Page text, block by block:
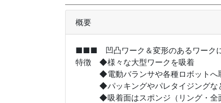
概要
■■■ 凹凸ワーク＆変形のあるワー
特徴 ◆様々な大型ワークを吸着
◆電動バランサや各種ロボットへ取
◆パッキングやパレタイジングな
◆吸着面はスポンジ（リング・全面